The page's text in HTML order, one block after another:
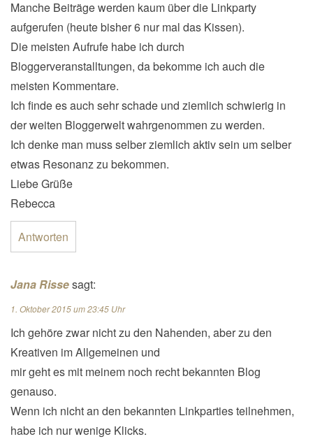
Manche Beiträge werden kaum über die Linkparty
aufgerufen (heute bisher 6 nur mal das Kissen).
Die meisten Aufrufe habe ich durch
Bloggerveranstalltungen, da bekomme ich auch die
meisten Kommentare.
Ich finde es auch sehr schade und ziemlich schwierig in
der weiten Bloggerwelt wahrgenommen zu werden.
Ich denke man muss selber ziemlich aktiv sein um selber
etwas Resonanz zu bekommen.
Liebe Grüße
Rebecca
Antworten
Jana Rissesagt:
1. Oktober 2015 um 23:45 Uhr
Ich gehöre zwar nicht zu den Nahenden, aber zu den
Kreativen im Allgemeinen und
mir geht es mit meinem noch recht bekannten Blog
genauso.
Wenn ich nicht an den bekannten Linkparties teilnehmen,
habe ich nur wenige Klicks.